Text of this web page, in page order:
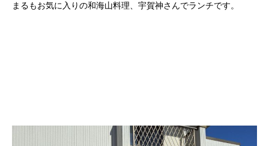
まるもお気に入りの和海山料理、宇賀神さんでランチです。